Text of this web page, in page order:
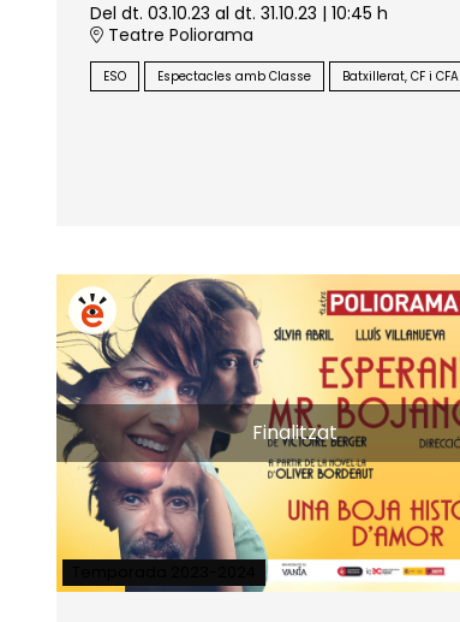
Del dt. 03.10.23 al dt. 31.10.23 | 10:45 h
Teatre Poliorama
ESO Espectacles amb Classe Batxillerat, CF i CFA
Finalitzat